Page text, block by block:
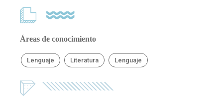
Áreas de conocimiento
Lenguaje Literatura Lenguaje